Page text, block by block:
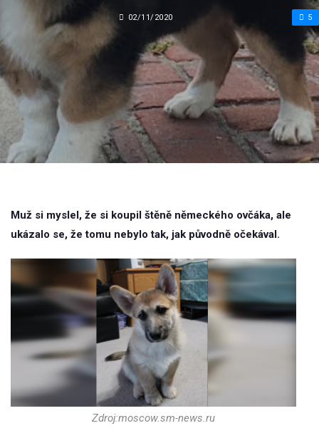
02/11/2020 5
Muž si myslel, že si koupil štěně německého ovčáka, ale
ukázalo se, že tomu nebylo tak, jak původně očekával.
Zdroj:moscow.sm-news.ru